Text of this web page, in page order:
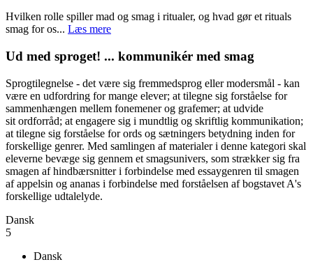
Hvilken rolle spiller mad og smag i ritualer, og hvad gør et rituals
smag for os... Læs mere
Ud med sproget! ... kommunikér med smag
Sprogtilegnelse - det være sig fremmedsprog eller modersmål - kan
være en udfordring for mange elever; at tilegne sig forståelse for
sammenhængen mellem fonemener og grafemer; at udvide
sit ordforråd; at engagere sig i mundtlig og skriftlig kommunikation;
at tilegne sig forståelse for ords og sætningers betydning inden for
forskellige genrer. Med samlingen af materialer i denne kategori skal
eleverne bevæge sig gennem et smagsunivers, som strækker sig fra
smagen af hindbærsnitter i forbindelse med essaygenren til smagen
af appelsin og ananas i forbindelse med forståelsen af bogstavet A's
forskellige udtalelyde.
Dansk
5
Dansk